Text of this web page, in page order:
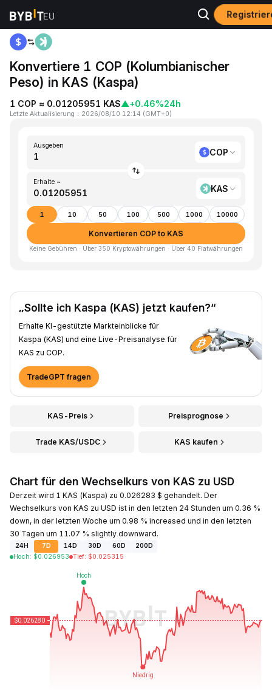
Home COP to KAS
Konvertiere 1 COP (Kolumbianischer
Peso) in KAS (Kaspa)
1 COP ≈ 0.01205951 KAS▲+0.46%24h
Letzte Aktualisierung ： 2026/08/10 12:14 (GMT+0)
Ausgeben
COP
Erhalte ~
KAS
1 10 50 100 500 1000 10000
Konvertieren COP to KAS
Keine Gebühren · Über 350 Kryptowährungen · Über 40 Fiatwährungen
„Sollte ich Kaspa (KAS) jetzt kaufen?“
Erhalte KI-gestützte Markteinblicke für
Kaspa (KAS) und eine Live-Preisanalyse für
KAS zu COP.
TradeGPT fragen
KAS-Preis Preisprognose
Trade KAS/USDC KAS kaufen
Chart für den Wechselkurs von KAS zu USD
Derzeit wird 1 KAS (Kaspa) zu 0.026283 $ gehandelt. Der
Wechselkurs von KAS zu USD ist in den letzten 24 Stunden um 0.36 %
down, in der letzten Woche um 0.98 % increased und in den letzten
30 Tagen um 11.07 % slightly downward.
24H 7D 14D 30D 60D
200D
Hoch: $0.026953 Tief: $0.025315
Zuletzt aktualisiert: 2026-08-10, 12:14 GMT+0